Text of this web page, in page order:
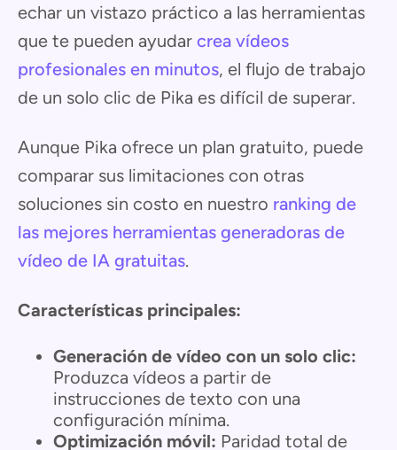
echar un vistazo práctico a las herramientas
que te pueden ayudar crea vídeos
profesionales en minutos, el flujo de trabajo
de un solo clic de Pika es difícil de superar.
Aunque Pika ofrece un plan gratuito, puede
comparar sus limitaciones con otras
soluciones sin costo en nuestro ranking de
las mejores herramientas generadoras de
vídeo de IA gratuitas.
Características principales:
Generación de vídeo con un solo clic:
Produzca vídeos a partir de
instrucciones de texto con una
configuración mínima.
Optimización móvil: Paridad total de